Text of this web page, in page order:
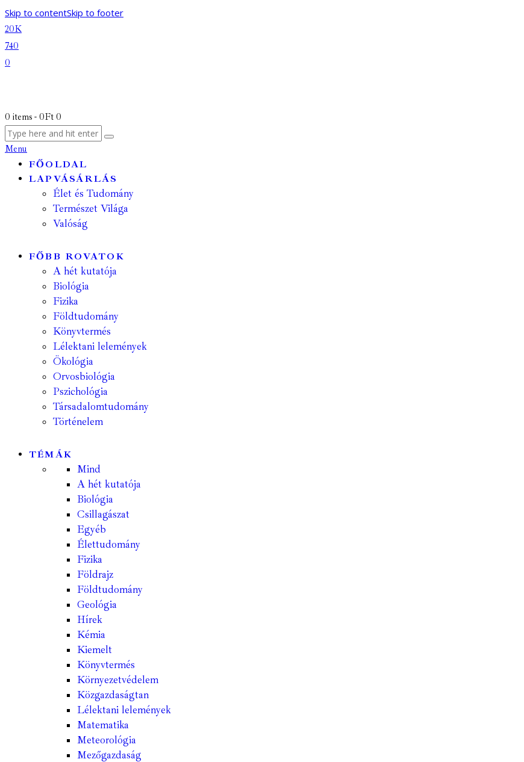
Skip to contentSkip to footer
20K
740
0
0 items - 0Ft 0
Menu
FŐOLDAL
LAPVÁSÁRLÁS
Élet és Tudomány
Természet Világa
Valóság
FŐBB ROVATOK
A hét kutatója
Biológia
Fizika
Földtudomány
Könyvtermés
Lélektani lelemények
Ökológia
Orvosbiológia
Pszichológia
Társadalomtudomány
Történelem
TÉMÁK
Mind
A hét kutatója
Biológia
Csillagászat
Egyéb
Élettudomány
Fizika
Földrajz
Földtudomány
Geológia
Hírek
Kémia
Kiemelt
Könyvtermés
Környezetvédelem
Közgazdaságtan
Lélektani lelemények
Matematika
Meteorológia
Mezőgazdaság